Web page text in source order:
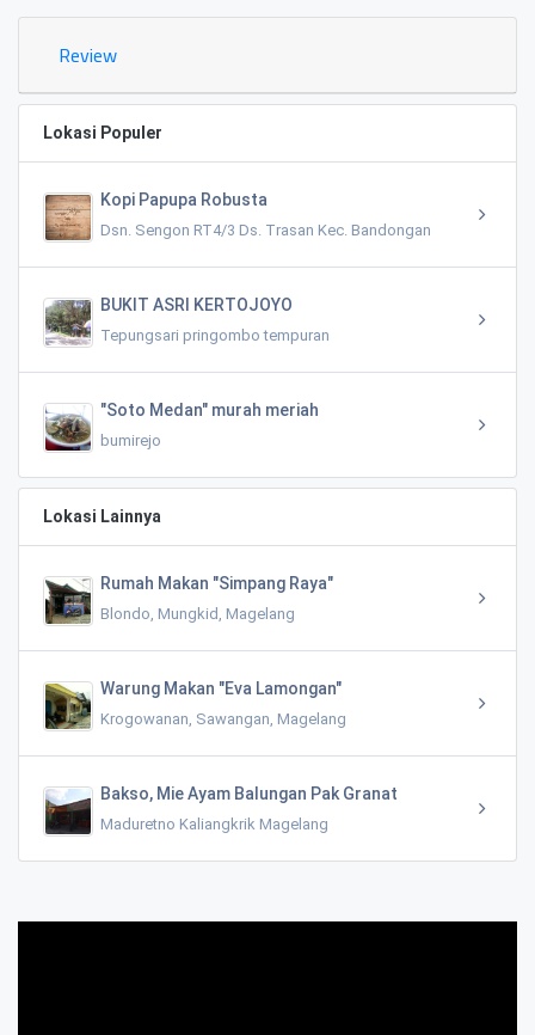
Review
Lokasi Populer
Kopi Papupa Robusta
Dsn. Sengon RT4/3 Ds. Trasan Kec. Bandongan
BUKIT ASRI KERTOJOYO
Tepungsari pringombo tempuran
"Soto Medan" murah meriah
bumirejo
Lokasi Lainnya
Rumah Makan "Simpang Raya"
Blondo, Mungkid, Magelang
Warung Makan "Eva Lamongan"
Krogowanan, Sawangan, Magelang
Bakso, Mie Ayam Balungan Pak Granat
Maduretno Kaliangkrik Magelang